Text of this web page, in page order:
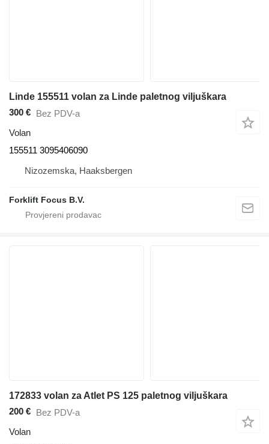
Linde 155511 volan za Linde paletnog viljuškara
300 € Bez PDV-a
Volan
155511 3095406090
Nizozemska, Haaksbergen
Forklift Focus B.V.
172833 volan za Atlet PS 125 paletnog viljuškara
200 € Bez PDV-a
Volan